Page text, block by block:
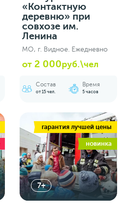
«Контактную
деревню» при
совхозе им.
Ленина
МО, г. Видное. Ежедневно
от 2 000руб.\чел
Состав
от 15 чел.
Время
5 часов
гарантия лучшей цены
новинка
7+